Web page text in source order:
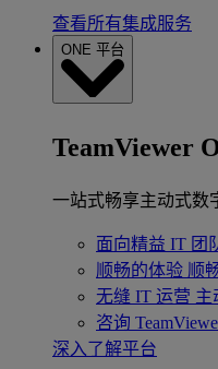
查看所有集成服务
ONE 平台
TeamViewer
一站式畅享主动式数
面向精益 IT 团
顺畅的体验 顺
无缝 IT 运营 主
咨询
深入了解平台